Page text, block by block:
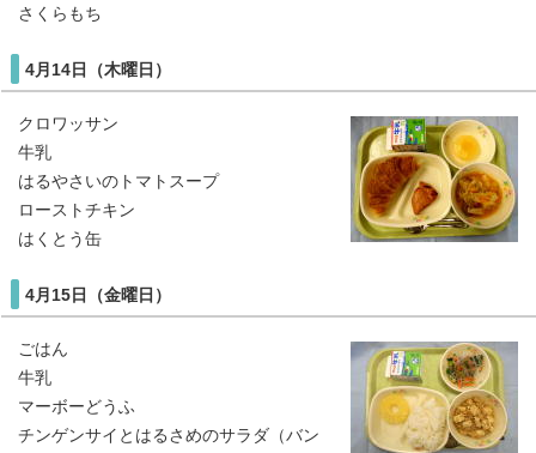
さくらもち
4月14日（木曜日）
クロワッサン
牛乳
はるやさいのトマトスープ
ローストチキン
はくとう缶
4月15日（金曜日）
ごはん
牛乳
マーボーどうふ
チンゲンサイとはるさめのサラダ（バン